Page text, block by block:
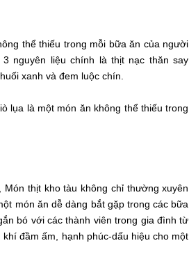
thể thiếu trong mỗi bữa ăn của người
nguyên liệu chính là thịt nạc thăn say
xanh và đem luộc chín.
lụa là một món ăn không thể thiếu trong
thịt kho tàu không chỉ thường xuyên
món ăn dễ dàng bắt gặp trong các bữa
bó với các thành viên trong gia đình từ
đầm ấm, hạnh phúc-dấu hiệu cho một